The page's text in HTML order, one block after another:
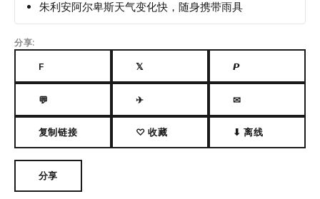
朱利安阿尔卑斯天气变化快，随身携带雨具
分享:
F 𝕏 𝙋
💬 ✈ ✉
复制链接 ♡ 收藏 ⬇ 离线
分享